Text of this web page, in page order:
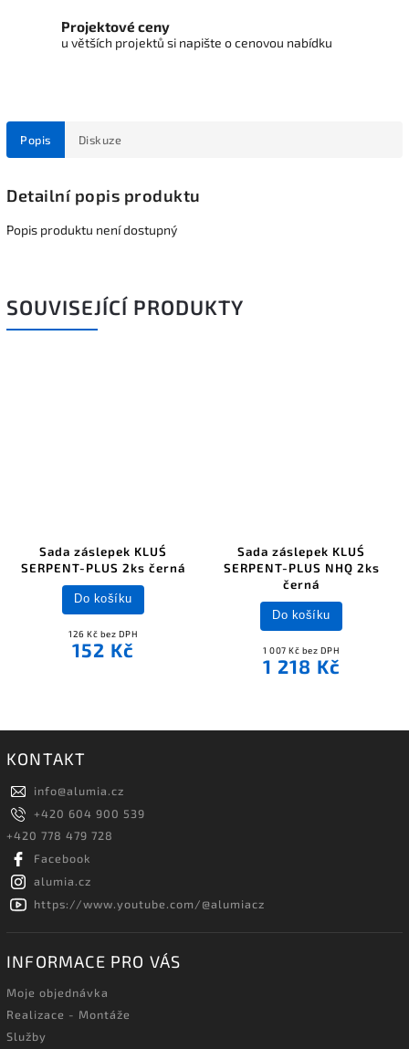
Projektové ceny
u větších projektů si napište o cenovou nabídku
Popis Diskuze
Detailní popis produktu
Popis produktu není dostupný
SOUVISEJÍCÍ PRODUKTY
Sada záslepek KLUŚ
SERPENT-PLUS 2ks černá
126 Kč bez DPH
152 Kč
Do košíku
Sada záslepek KLUŚ
SERPENT-PLUS NHQ 2ks
černá
1 007 Kč bez DPH
1 218 Kč
Do košíku
KONTAKT
info@alumia.cz
+420 604 900 539
+420 778 479 728
Facebook
alumia.cz
https://www.youtube.com/@alumiacz
INFORMACE PRO VÁS
Moje objednávka
Realizace - Montáže
Služby